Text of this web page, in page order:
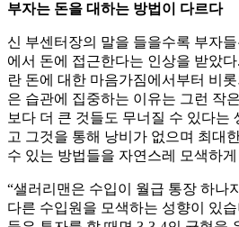
부자는 돈을 대하는 방법이 다르다
신 부센터장의 말을 들을수록 부자
에서 돈에 접근한다는 인상을 받았다
란 돈에 대한 마음가짐에서부터 비
은 습관에 집중하는 이유는 그런 작
보다 더 큰 것들도 무너질 수 있다는
고 그것을 통해 낭비가 없으며 최대
수 있는 방법들을 자연스레 모색하
“샐러리맨은 수입이 월급 통장 하나
다른 수입원을 모색하는 성향이 있